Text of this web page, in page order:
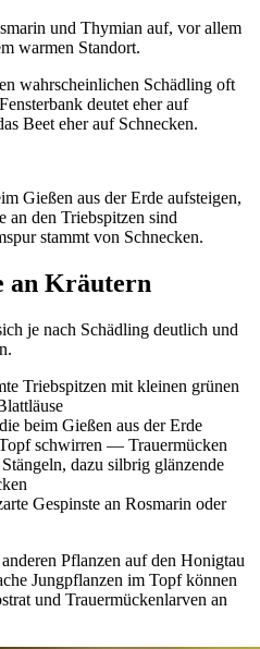
und Thymian auf, vor allem
warmen Standort.
wahrscheinlichen Schädling oft
deutet eher auf
Beet eher auf Schnecken.
Gießen aus der Erde aufsteigen,
an den Triebspitzen sind
stammt von Schnecken.
an Kräutern
je nach Schädling deutlich und
Triebspitzen mit kleinen grünen
beim Gießen aus der Erde
schwirren — Trauermücken
dazu silbrig glänzende
Gespinste an Rosmarin oder
Pflanzen auf den Honigtau
Jungpflanzen im Topf können
und Trauermückenlarven an